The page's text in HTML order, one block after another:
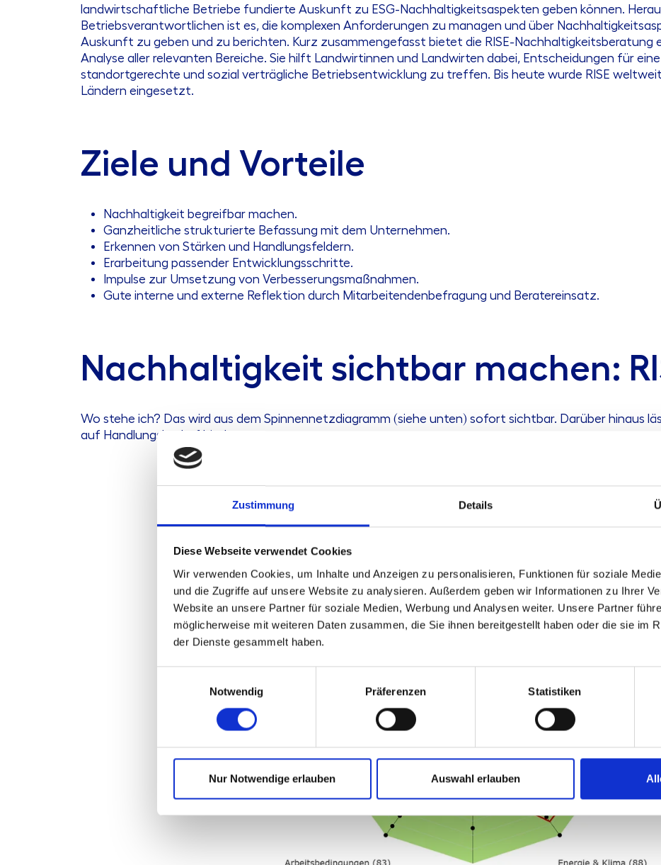
Zustimmung Details
Diese Webseite verwendet Cookies
Wir verwenden Cookies, um Inhalte und Anzeigen zu personalisieren, Funktionen für soziale
und die Zugriffe auf unsere Website zu analysieren. Außerdem geben wir Informationen zu Ihrer
Website an unsere Partner für soziale Medien, Werbung und Analysen weiter. Unsere Partner
möglicherweise mit weiteren Daten zusammen, die Sie ihnen bereitgestellt haben oder die sie im
der Dienste gesammelt haben.
Notwendig
Präferenzen Statistiken
Nur Notwendige erlauben Auswahl erlauben
landwirtschaftliche Betriebe fundierte Auskunft zu ESG-Nachhaltigkeitsaspekten geben können.
Betriebsverantwortlichen ist es, die komplexen Anforderungen zu managen und über
Auskunft zu geben und zu berichten. Kurz zusammengefasst bietet die RISE-Nachhaltigkeitsberatung
Analyse aller relevanten Bereiche. Sie hilft Landwirtinnen und Landwirten dabei, Entscheidungen für
standortgerechte und sozial verträgliche Betriebsentwicklung zu treffen. Bis heute wurde RISE
Ländern eingesetzt.
Ziele und Vorteile
Nachhaltigkeit begreifbar machen.
Ganzheitliche strukturierte Befassung mit dem Unternehmen.
Erkennen von Stärken und Handlungsfeldern.
Erarbeitung passender Entwicklungsschritte.
Impulse zur Umsetzung von Verbesserungsmaßnahmen.
Gute interne und externe Reflektion durch Mitarbeitendenbefragung und Beratereinsatz.
Nachhaltigkeit sichtbar machen:
Wo stehe ich? Das wird aus dem Spinnennetzdiagramm (siehe unten) sofort sichtbar. Darüber hinaus
auf Handlungsbedarf hindeuten.